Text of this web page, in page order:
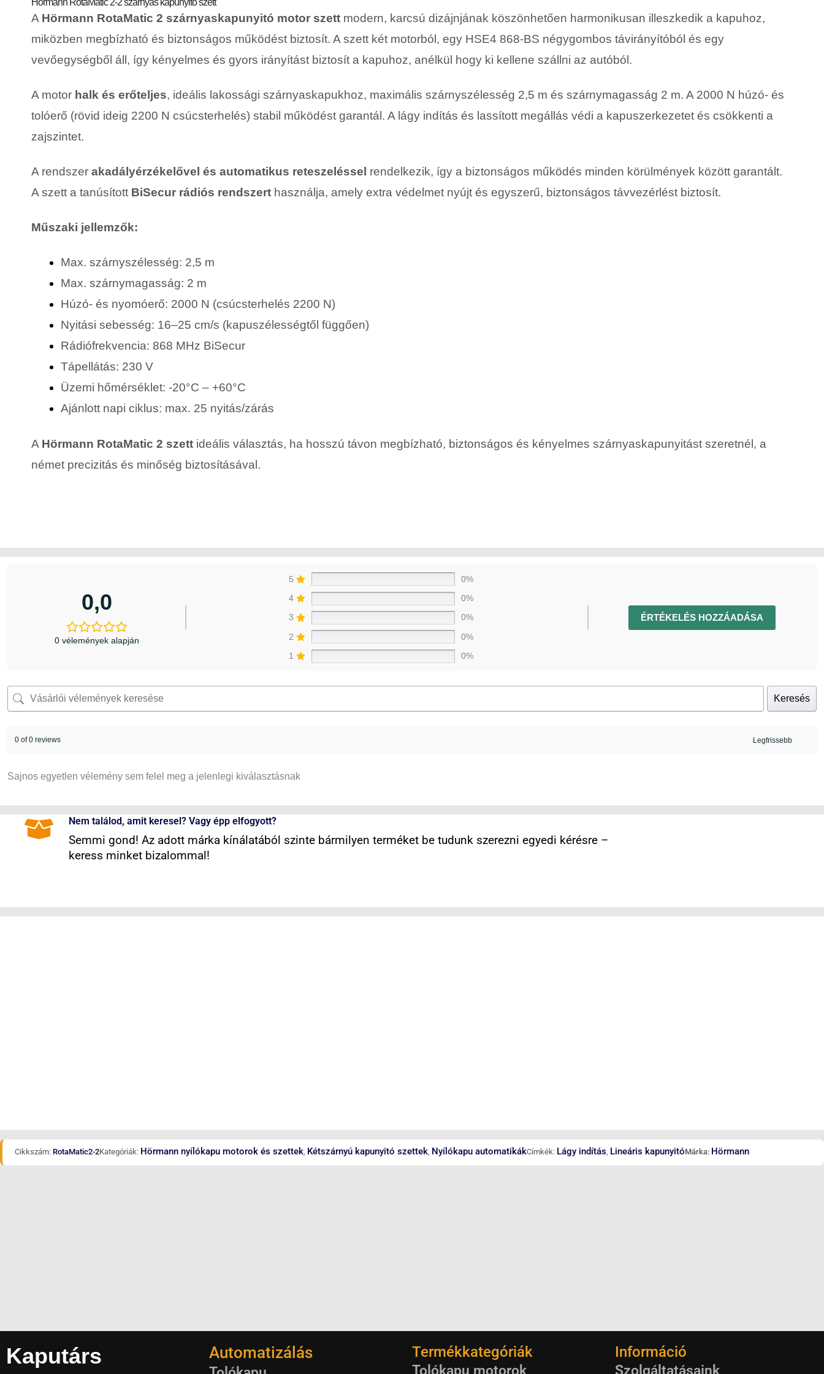
A Hörmann RotaMatic 2 szárnyaskapunyitó motor szett modern, karcsú dizájnjának köszönhetően harmonikusan illeszkedik a kapuhoz,
miközben megbízható és biztonságos működést biztosít. A szett két motorból, egy HSE4 868-BS négygombos távirányítóból és egy
vevőegységből áll, így kényelmes és gyors irányítást biztosít a kapuhoz, anélkül hogy ki kellene szállni az autóból.
A motor halk és erőteljes, ideális lakossági szárnyaskapukhoz, maximális szárnyszélesség 2,5 m és szárnymagasság 2 m. A 2000 N húzó- és
tolóerő (rövid ideig 2200 N csúcsterhelés) stabil működést garantál. A lágy indítás és lassított megállás védi a kapuszerkezetet és csökkenti a
zajszintet.
A rendszer akadályérzékelővel és automatikus reteszeléssel rendelkezik, így a biztonságos működés minden körülmények között garantált.
A szett a tanúsított BiSecur rádiós rendszert használja, amely extra védelmet nyújt és egyszerű, biztonságos távvezérlést biztosít.
Műszaki jellemzők:
Max. szárnyszélesség: 2,5 m
Max. szárnymagasság: 2 m
Húzó- és nyomóerő: 2000 N (csúcsterhelés 2200 N)
Nyitási sebesség: 16–25 cm/s (kapuszélességtől függően)
Rádiófrekvencia: 868 MHz BiSecur
Tápellátás: 230 V
Üzemi hőmérséklet: -20°C – +60°C
Ajánlott napi ciklus: max. 25 nyitás/zárás
A Hörmann RotaMatic 2 szett ideális választás, ha hosszú távon megbízható, biztonságos és kényelmes szárnyaskapunyitást szeretnél, a
német precizitás és minőség biztosításával.
0,0
0 vélemények alapján
5
0%
4
0%
3
0%
2
0%
1
0%
ÉRTÉKELÉS HOZZÁADÁSA
Keresés
0 of 0 reviews
Sajnos egyetlen vélemény sem felel meg a jelenlegi kiválasztásnak
Nem találod, amit keresel? Vagy épp elfogyott?
Semmi gond! Az adott márka kínálatából szinte bármilyen terméket be tudunk szerezni egyedi kérésre –
keress minket bizalommal!
Cikkszám: RotaMatic2-2Kategóriák: Hörmann nyílókapu motorok és szettek, Kétszárnyú kapunyitó szettek, Nyílókapu automatikákCímkék: Lágy indítás, Lineáris kapunyitóMárka: Hörmann
Kaputárs Automatizálás Termékkategóriák
Tolókapu motorok
Információ
Szolgáltatásaink